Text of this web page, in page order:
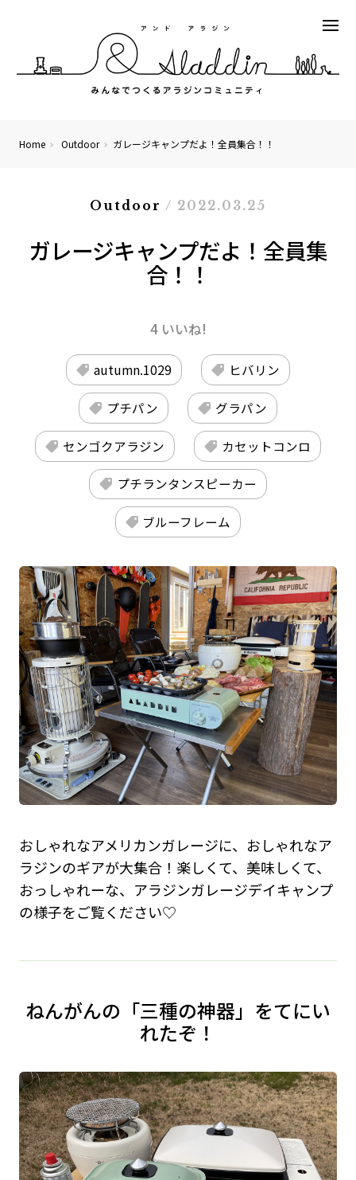
Home Outdoor ガレージキャンプだよ！全員集合！！
Outdoor / 2022.03.25
ガレージキャンプだよ！全員集
合！！
4 いいね!
autumn.1029 ヒバリン
プチパン グラパン
センゴクアラジン カセットコンロ
プチランタンスピーカー
ブルーフレーム
おしゃれなアメリカンガレージに、おしゃれなア
ラジンのギアが大集合！楽しくて、美味しくて、
おっしゃれーな、アラジンガレージデイキャンプ
の様子をご覧ください♡
ねんがんの「三種の神器」をてにい
れたぞ！